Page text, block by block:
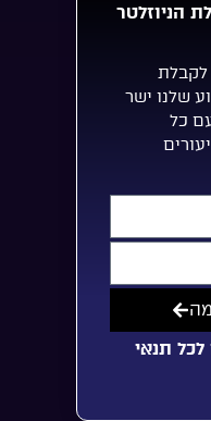
הניוזלטר
לקבלת
שלנו ישר
כל
לכל תנאי